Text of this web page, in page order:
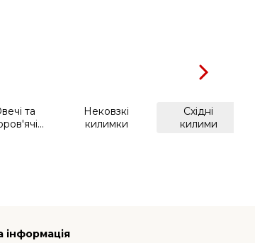
та
Нековзкі
килимки
Східні
килими
інформація